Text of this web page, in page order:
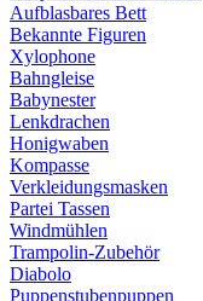
Aufblasbares Bett
Bekannte Figuren
Xylophone
Bahngleise
Babynester
Lenkdrachen
Honigwaben
Kompasse
Verkleidungsmasken
Partei Tassen
Windmühlen
Trampolin-Zubehör
Diabolo
Puppenstubenpuppen